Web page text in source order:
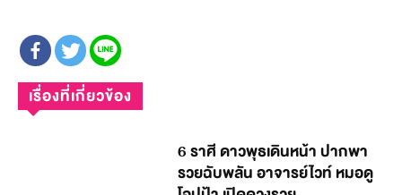
เรื่องที่เกี่ยวข้อง
6 ราศี ดาวพุธเดินหน้า ปากพา
รวยฉับพลัน อาจารย์ไวท์ หมอดู